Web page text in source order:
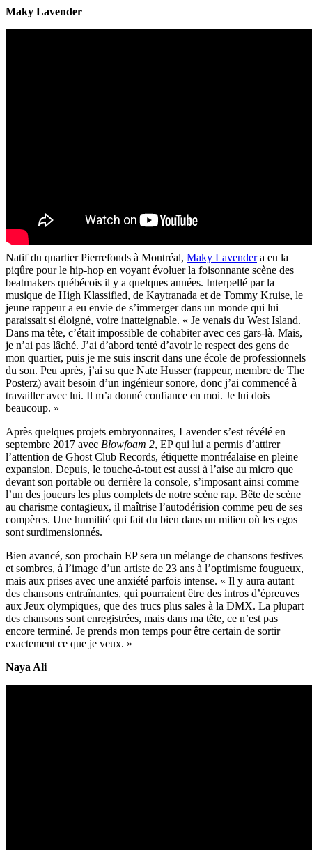
Maky Lavender
Natif du quartier Pierrefonds à Montréal, Maky Lavendera eu la
piqûre pour le hip-hop en voyant évoluer la foisonnante scène des
beatmakers québécois il y a quelques années. Interpellé par la
musique de High Klassified, de Kaytranada et de Tommy Kruise, le
jeune rappeur a eu envie de s’immerger dans un monde qui lui
paraissait si éloigné, voire inatteignable. « Je venais du West Island.
Dans ma tête, c’était impossible de cohabiter avec ces gars-là. Mais,
je n’ai pas lâché. J’ai d’abord tenté d’avoir le respect des gens de
mon quartier, puis je me suis inscrit dans une école de professionnels
du son. Peu après, j’ai su que Nate Husser (rappeur, membre de The
Posterz) avait besoin d’un ingénieur sonore, donc j’ai commencé à
travailler avec lui. Il m’a donné confiance en moi. Je lui dois
beaucoup. »
Après quelques projets embryonnaires, Lavender s’est révélé en
septembre 2017 avec Blowfoam 2, EP qui lui a permis d’attirer
l’attention de Ghost Club Records, étiquette montréalaise en pleine
expansion. Depuis, le touche-à-tout est aussi à l’aise au micro que
devant son portable ou derrière la console, s’imposant ainsi comme
l’un des joueurs les plus complets de notre scène rap. Bête de scène
au charisme contagieux, il maîtrise l’autodérision comme peu de ses
compères. Une humilité qui fait du bien dans un milieu où les egos
sont surdimensionnés.
Bien avancé, son prochain EP sera un mélange de chansons festives
et sombres, à l’image d’un artiste de 23 ans à l’optimisme fougueux,
mais aux prises avec une anxiété parfois intense. « Il y aura autant
des chansons entraînantes, qui pourraient être des intros d’épreuves
aux Jeux olympiques, que des trucs plus sales à la DMX. La plupart
des chansons sont enregistrées, mais dans ma tête, ce n’est pas
encore terminé. Je prends mon temps pour être certain de sortir
exactement ce que je veux. »
Naya Ali